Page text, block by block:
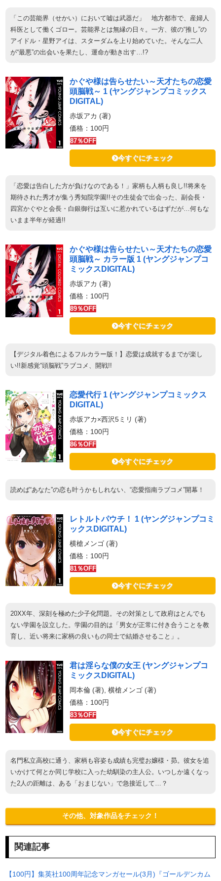
「この芸能界（せかい）において嘘は武器だ」 地方都市で、産婦人
科医として働くゴロー。芸能界とは無縁の日々。一方、彼の“推し”の
アイドル・星野アイは、スターダムを上り始めていた。そんな二人
が“最悪”の出会いを果たし、運命が動き出す…!?
かぐや様は告らせたい～天才たちの恋愛
頭脳戦～ 1 (ヤングジャンプコミックス
DIGITAL)
赤坂アカ (著)
価格：100円
87％OFF
今すぐにチェック
「恋愛は告白した方が負けなのである！」家柄も人柄も良し!!将来を
期待された秀才が集う秀知院学園!!その生徒会で出会った、副会長・
四宮かぐやと会長・白銀御行は互いに惹かれているはずだが…何もな
いまま半年が経過!!
かぐや様は告らせたい～天才たちの恋愛
頭脳戦～ カラー版 1 (ヤングジャンプコ
ミックスDIGITAL)
赤坂アカ (著)
価格：100円
89％OFF
今すぐにチェック
【デジタル着色によるフルカラー版！】恋愛は成就するまでが楽し
い!!新感覚“頭脳戦”ラブコメ、開戦!!
恋愛代行 1 (ヤングジャンプコミックス
DIGITAL)
赤坂アカ×西沢5ミリ (著)
価格：100円
86％OFF
今すぐにチェック
読めば“あなた”の恋も叶うかもしれない、“恋愛指南ラブコメ”開幕！
レトルトパウチ！ 1 (ヤングジャンプコミ
ックスDIGITAL)
横槍メンゴ (著)
価格：100円
81％OFF
今すぐにチェック
20XX年、深刻を極めた少子化問題。その対策として政府はとんでも
ない学園を設立した。学園の目的は「男女が正常に付き合うことを教
育し、近い将来に家柄の良いもの同士で結婚させること」。
君は淫らな僕の女王 (ヤングジャンプコ
ミックスDIGITAL)
岡本倫 (著), 横槍メンゴ (著)
価格：100円
83％OFF
今すぐにチェック
名門私立高校に通う、家柄も容姿も成績も完璧お嬢様・昴。彼女を追
いかけて何とか同じ学校に入った幼馴染の主人公。いつしか遠くなっ
た2人の距離は、ある「おまじない」で急接近して…？
その他、対象作品をチェック！
関連記事
【100円】集英社100周年記念マンガセール(3月)『ゴールデンカム